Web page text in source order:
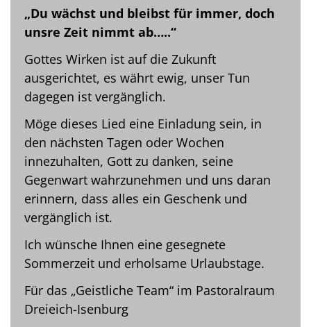
„Du wächst und bleibst für immer, doch
unsre Zeit nimmt ab…..“
Gottes Wirken ist auf die Zukunft
ausgerichtet, es währt ewig, unser Tun
dagegen ist vergänglich.
Möge dieses Lied eine Einladung sein, in
den nächsten Tagen oder Wochen
innezuhalten, Gott zu danken, seine
Gegenwart wahrzunehmen und uns daran
erinnern, dass alles ein Geschenk und
vergänglich ist.
Ich wünsche Ihnen eine gesegnete
Sommerzeit und erholsame Urlaubstage.
Für das „Geistliche Team“ im Pastoralraum
Dreieich-Isenburg